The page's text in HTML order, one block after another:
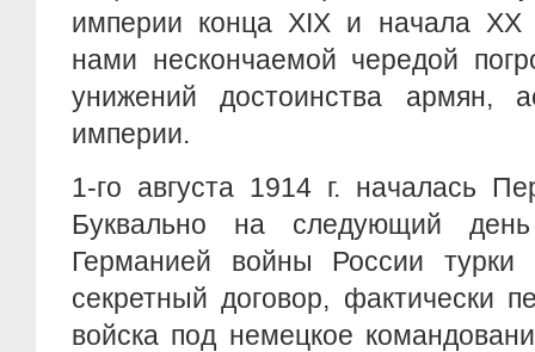
империи конца XIX и начала XX
нами нескончаемой чередой
унижений достоинства армян,
империи.
1-го августа 1914 г. началась
Буквально на следующий
Германией войны России
секретный договор, фактически
войска под немецкое